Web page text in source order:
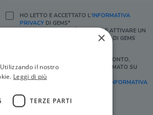
HO LETTO E ACCETTATO L'INFORMATIVA
PRIVACYDI GEMS*
IN MANCANZA NON È POSSIBILE ATTIVARE UN
ACCOUNT E/O RICEVERE I SERVIZI DI GEMS
SÌ, DESIDERO RICEVERE BUONI SCONTO,
OFFERTE SPECIALI, ESSERE INFORMATO SU
PROMOZIONI E NOVITÀ.
[FINALITÀ MARKETING, ART.2 (E),
INFORMATIVA
×
il nostro
Leggi di più
TERZE PARTI